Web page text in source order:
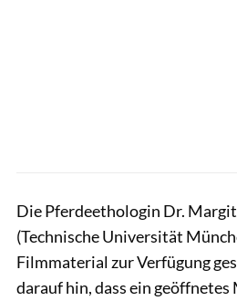
Die Pferdeethologin Dr.
(Technische Universität
Filmmaterial zur Verfügung
darauf hin, dass ein geöffnetes